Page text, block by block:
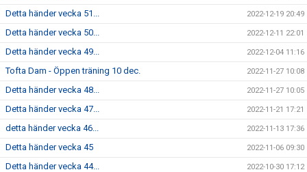
Detta händer vecka 51... 2022-12-19 20:49
Detta händer vecka 50... 2022-12-11 22:01
Detta händer vecka 49... 2022-12-04 11:16
Tofta Dam - Öppen träning 10 dec. 2022-11-27 10:08
Detta händer vecka 48... 2022-11-27 10:05
Detta händer vecka 47... 2022-11-21 17:21
detta händer vecka 46... 2022-11-13 17:36
Detta händer vecka 45 2022-11-06 09:30
Detta händer vecka 44... 2022-10-30 17:12